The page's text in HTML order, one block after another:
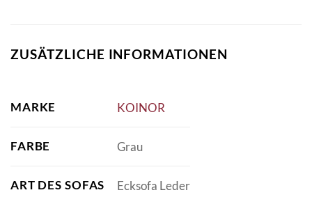
ZUSÄTZLICHE INFORMATIONEN
MARKE KOINOR
FARBE Grau
ART DES SOFAS Ecksofa Leder